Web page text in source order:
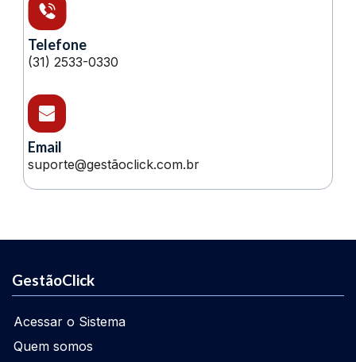
Telefone
(31) 2533-0330
Email
suporte@gestãoclick.com.br
GestãoClick
Acessar o Sistema
Quem somos